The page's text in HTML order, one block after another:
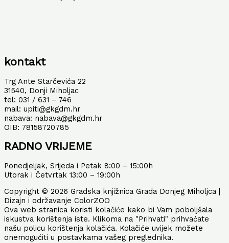
kontakt
Trg Ante Starčevića 22
31540, Donji Miholjac
tel: 031 / 631 – 746
mail: upiti@gkgdm.hr
nabava: nabava@gkgdm.hr
OIB: 78158720785
RADNO VRIJEME
Ponedjeljak, Srijeda i Petak 8:00 – 15:00h
Utorak i Četvrtak 13:00 – 19:00h
Copyright © 2026 Gradska knjižnica Grada Donjeg Miholjca |
Dizajn i održavanje ColorZOO
Ova web stranica koristi kolačiće kako bi Vam poboljšala
iskustva korištenja iste. Klikoma na "Prihvati" prihvaćate
našu policu korištenja kolačića. Kolačiće uvijek možete
onemogućiti u postavkama vašeg preglednika.